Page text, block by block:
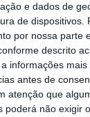
e dados de
de dispositivos.
por nossa parte
descrito
informações
antes de
atenção que
poderá não exigir
a frente de
outra Yamaha
claros;
linha afiada e
estava na